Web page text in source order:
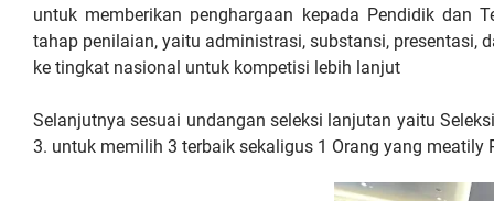
untuk memberikan penghargaan kepada Pendidik dan
tahap penilaian, yaitu administrasi, substansi, presentasi,
ke tingkat nasional untuk kompetisi lebih lanjut
Selanjutnya sesuai undangan seleksi lanjutan yaitu
3. untuk memilih 3 terbaik sekaligus 1 Orang yang meatily